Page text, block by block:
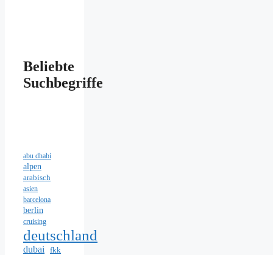
Beliebte
Suchbegriffe
abu dhabi
alpen
arabisch
asien
barcelona
berlin
cruising
deutschland
dubai
fkk